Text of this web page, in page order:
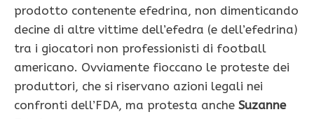
pro­dotto contenente efedri­na, non dimenticando
de­cine di altre vittime dell’e­fedra (e dell’efedrina)
tra i giocatori non professionisti di football
americano. Ovviamente fioccano le proteste dei
produttori, che si riservano azioni le­gali nei
confronti dell’FDA, ma protesta anche Suzan­ne